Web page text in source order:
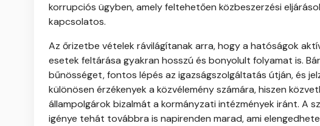
korrupciós ügyben, amely feltehetően közbeszerzési
kapcsolatos.
Az őrizetbe vételek rávilágítanak arra, hogy a hatóságok
esetek feltárása gyakran hosszú és bonyolult folyamat is.
bűnösséget, fontos lépés az igazságszolgáltatás útján, és
különösen érzékenyek a közvélemény számára, hiszen
állampolgárok bizalmát a kormányzati intézmények iránt. A
igénye tehát továbbra is napirenden marad, ami